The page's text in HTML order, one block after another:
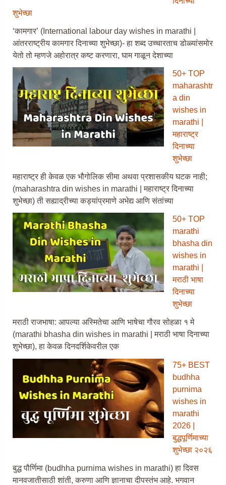
शुभेच्छा
‘कामगार’ (International labour day wishes in marathi |
आंतरराष्ट्रीय कामगार दिनाच्या शुभेच्छा)- हा शब्द उच्चारताच डोळ्यांसमोर
येतो तो म्हणजे अहोरात्र कष्ट करणारा, घाम गाळून देशाच्या
50+ TOP
maharashtr
a din
wishes in
marathi |
महाराष्ट्र
दिनाच्या
शुभेच्छा
महाराष्ट्र ही केवळ एक भौगोलिक सीमा अथवा प्रशासकीय घटक नाही;
(maharashtra din wishes in marathi | महाराष्ट्र दिनाच्या
शुभेच्छा) ती सह्याद्रीच्या कड्यांप्रमाणे अभेद्य आणि संतांच्या
50+ TOP
marathi
bhasha din
wishes in
marathi |
मराठी भाषा
दिनाच्या
शुभेच्छा
मराठी राजभाषा: आपल्या अस्मितेचा आणि भाषेचा गौरव सोहळा १ मे
(marathi bhasha din wishes in marathi | मराठी भाषा दिनाच्या
शुभेच्छा), हा केवळ दिनदर्शिकेवरील एक
75+ BEST
budhha
purnima
wishes in
marathi
2026 |
बुद्धपूर्णिमाच्या
शुभेच्छा २०२६
बुद्ध पौर्णिमा (budhha purnima wishes in marathi) हा दिवस
मानवजातीसाठी शांती, करुणा आणि ज्ञानाचा दीपस्तंभ आहे. भगवान